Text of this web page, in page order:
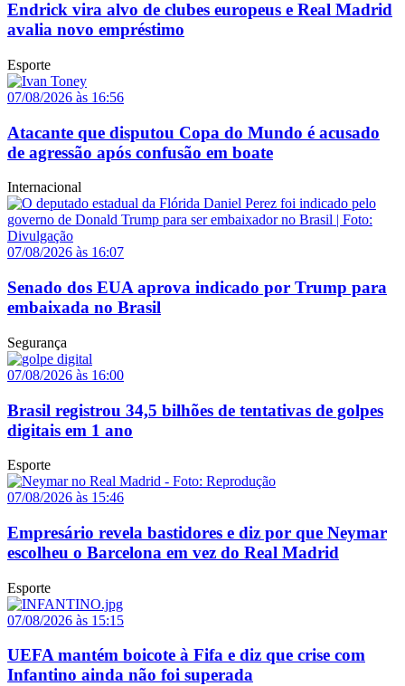
Endrick vira alvo de clubes europeus e Real Madrid
avalia novo empréstimo
Esporte
07/08/2026 às 16:56
Atacante que disputou Copa do Mundo é acusado
de agressão após confusão em boate
Internacional
07/08/2026 às 16:07
Senado dos EUA aprova indicado por Trump para
embaixada no Brasil
Segurança
07/08/2026 às 16:00
Brasil registrou 34,5 bilhões de tentativas de golpes
digitais em 1 ano
Esporte
07/08/2026 às 15:46
Empresário revela bastidores e diz por que Neymar
escolheu o Barcelona em vez do Real Madrid
Esporte
07/08/2026 às 15:15
UEFA mantém boicote à Fifa e diz que crise com
Infantino ainda não foi superada